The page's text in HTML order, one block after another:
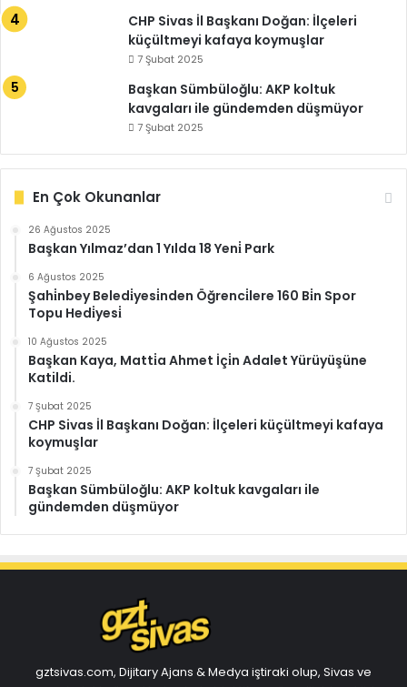
CHP Sivas İl Başkanı Doğan: İlçeleri
küçültmeyi kafaya koymuşlar
7 Şubat 2025
Başkan Sümbüloğlu: AKP koltuk
kavgaları ile gündemden düşmüyor
7 Şubat 2025
En Çok Okunanlar
26 Ağustos 2025
Başkan Yılmaz’dan 1 Yılda 18 Yeni̇ Park
6 Ağustos 2025
Şahi̇nbey Beledi̇yesi̇nden Öğrenci̇lere 160 Bi̇n Spor
Topu Hedi̇yesi̇
10 Ağustos 2025
Başkan Kaya, Matti̇a Ahmet İçi̇n Adalet Yürüyüşüne
Katildi.
7 Şubat 2025
CHP Sivas İl Başkanı Doğan: İlçeleri küçültmeyi kafaya
koymuşlar
7 Şubat 2025
Başkan Sümbüloğlu: AKP koltuk kavgaları ile
gündemden düşmüyor
gztsivas.com, Dijitary Ajans & Medya iştiraki olup, Sivas ve